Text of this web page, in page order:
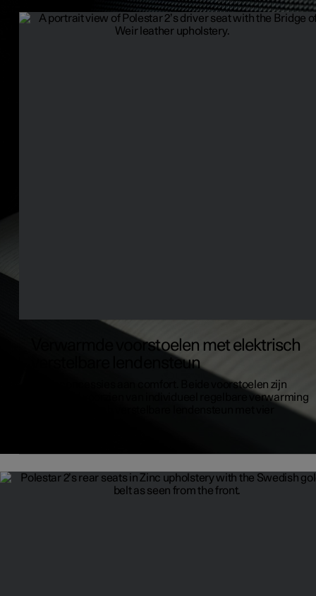
Verwarmde voorstoelen met elektrisch
verstelbare lendensteun
Geen concessies aan comfort. Beide voorstoelen zijn
standaard voorzien van individueel regelbare verwarming